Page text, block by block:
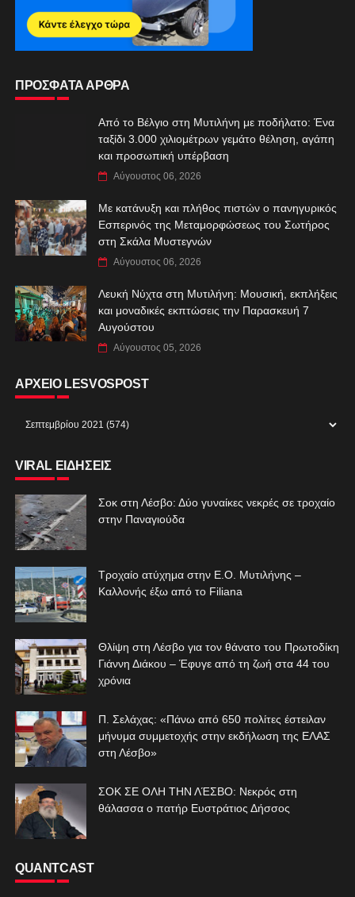
ΠΡΟΣΦΑΤΑ ΑΡΘΡΑ
Από το Βέλγιο στη Μυτιλήνη με ποδήλατο: Ένα
ταξίδι 3.000 χιλιομέτρων γεμάτο θέληση, αγάπη
και προσωπική υπέρβαση
Αύγουστος 06, 2026
Με κατάνυξη και πλήθος πιστών ο πανηγυρικός
Εσπερινός της Μεταμορφώσεως του Σωτήρος
στη Σκάλα Μυστεγνών
Αύγουστος 06, 2026
Λευκή Νύχτα στη Μυτιλήνη: Μουσική, εκπλήξεις
και μοναδικές εκπτώσεις την Παρασκευή 7
Αυγούστου
Αύγουστος 05, 2026
ΑΡΧΕΙΟ LESVOSPOST
VIRAL ΕΙΔΗΣΕΙΣ
Σοκ στη Λέσβο: Δύο γυναίκες νεκρές σε τροχαίο
στην Παναγιούδα
Τροχαίο ατύχημα στην Ε.Ο. Μυτιλήνης –
Καλλονής έξω από το Filiana
Θλίψη στη Λέσβο για τον θάνατο του Πρωτοδίκη
Γιάννη Διάκου – Έφυγε από τη ζωή στα 44 του
χρόνια
Π. Σελάχας: «Πάνω από 650 πολίτες έστειλαν
μήνυμα συμμετοχής στην εκδήλωση της ΕΛΑΣ
στη Λέσβο»
ΣΟΚ ΣΕ ΟΛΗ ΤΗΝ ΛΈΣΒΟ: Νεκρός στη
θάλασσα ο πατήρ Ευστράτιος Δήσσος
QUANTCAST